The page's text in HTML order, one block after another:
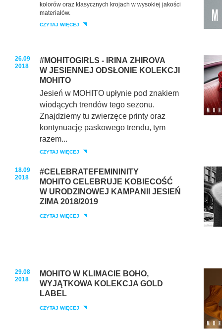
kolorów oraz klasycznych krojach w wysokiej jakości
materiałów.
CZYTAJ WIĘCEJ
26.09
2018
#MOHITOGIRLS - IRINA ZHIROVA
W JESIENNEJ ODSŁONIE KOLEKCJI
MOHITO
Jesień w MOHITO upłynie pod znakiem
wiodących trendów tego sezonu.
Znajdziemy tu zwierzęce printy oraz
kontynuację paskowego trendu, tym
razem...
CZYTAJ WIĘCEJ
18.09
2018
#CELEBRATEFEMININITY
MOHITO CELEBRUJE KOBIECOŚĆ
W URODZINOWEJ KAMPANII JESIEŃ
ZIMA 2018/2019
CZYTAJ WIĘCEJ
29.08
2018
MOHITO W KLIMACIE BOHO,
WYJĄTKOWA KOLEKCJA GOLD
LABEL
CZYTAJ WIĘCEJ